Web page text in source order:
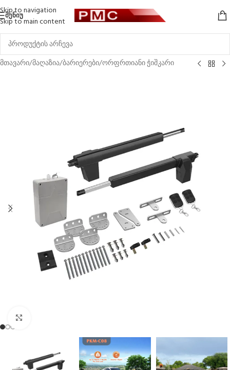
Skip to navigation
Skip to main content
ᲛᲔᲜᲘᲣ
მთავარი/მაღაზია/ბარიერები/ორფრთიანი ჭიშკარი